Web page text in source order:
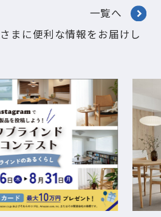
一覧へ
まに便利な情報をお届けし